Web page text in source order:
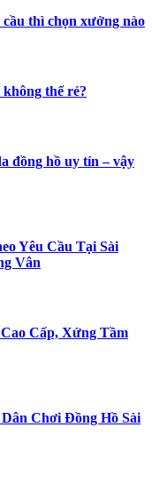
thì chọn xưởng nào
thể rẻ?
đồng hồ uy tín – vậy
Yêu Cầu Tại Sài
Vân
Cấp, Xứng Tầm
Chơi Đồng Hồ Sài